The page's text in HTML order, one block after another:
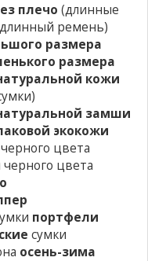
плечо (длинные
ремень)
размера
размера
кожи
замши
экокожи
цвета
черного цвета
портфели
сумки
осень-зима